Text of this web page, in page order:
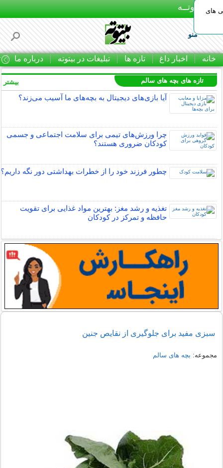
بـیتوتــه
منو
خانه اخبار داغ تازه ها تبلیغات در بیتوته درباره ما
های
تازه های بچه های سالم
آیا بازی‌های دیجیتال به بچه‌های ما آسیب می‌زند؟
چرا ورزش‌های تیمی برای سلامت اجتماعی و جسمی
کودکان ضروری هستند؟
چطور فرزند خود را از خطرات بهداشتی دور نگه داریم؟
تغذیه و رشد مغز: بهترین مواد غذایی برای تقویت
حافظه و تمرکز در کودکان
بیشتر
سبزی مفید برای جلوگیری از نقایص جنین
مجموعه: بچه های سالم